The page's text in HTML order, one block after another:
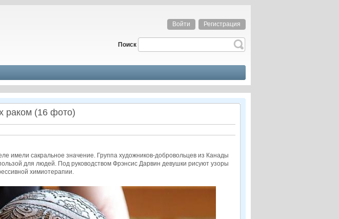
Войти Регистрация
Поиск
раком (16 фото)
имели сакральное значение. Группа художников-добровольцев из Канады
для людей. Под руководством Фрэнсис Дарвин девушки рисуют узоры
химиотерапии.